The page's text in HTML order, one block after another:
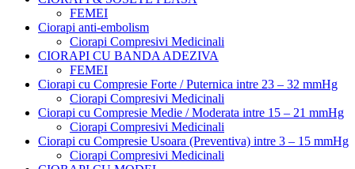
FEMEI
Ciorapi anti-embolism
Ciorapi Compresivi Medicinali
CIORAPI CU BANDA ADEZIVA
FEMEI
Ciorapi cu Compresie Forte / Puternica intre 23 – 32 mmHg
Ciorapi Compresivi Medicinali
Ciorapi cu Compresie Medie / Moderata intre 15 – 21 mmHg
Ciorapi Compresivi Medicinali
Ciorapi cu Compresie Usoara (Preventiva) intre 3 – 15 mmHg
Ciorapi Compresivi Medicinali